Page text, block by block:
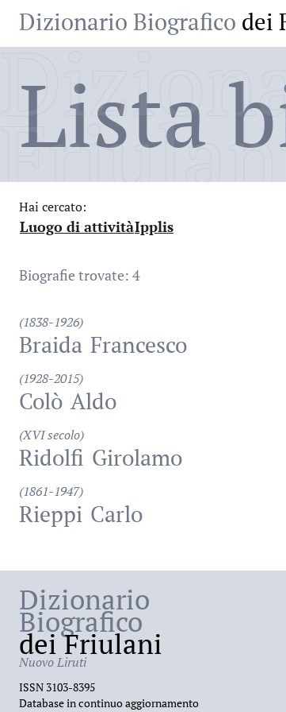
Dizionario Biografico dei
Lista
Hai cercato:
Luogo di attività
:Ipplis
Biografie trovate: 4
(1838-1926)
Braida Francesco
(1928-2015)
Colò Aldo
(XVI secolo)
Ridolfi Girolamo
(1861-1947)
Rieppi Carlo
Dizionario
Biografico
dei Friulani
Nuovo Liruti
ISSN 3103-8395
Database in continuo aggiornamento